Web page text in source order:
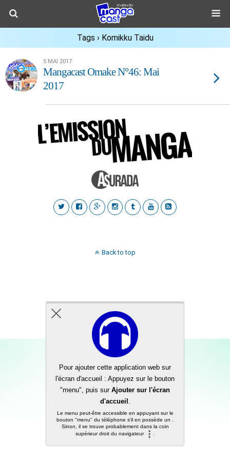
Tags › Komikku Taidu
5 MAI 2017
Mangacast Omake N°46: Mai
2017
Back to top